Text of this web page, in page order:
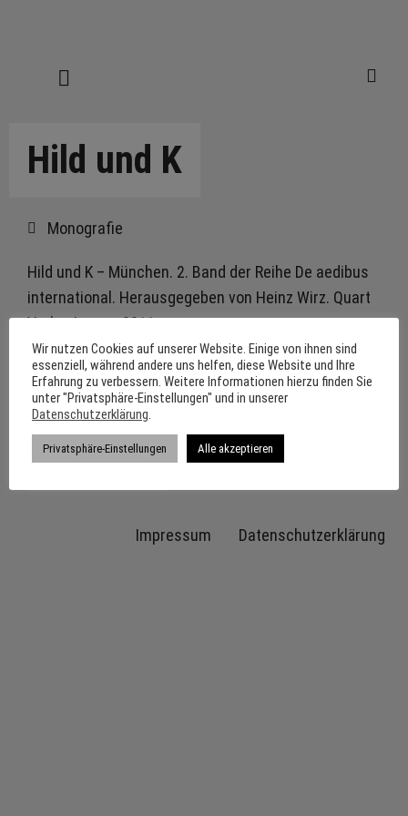
Hild und K
Monografie
Hild und K – München. 2. Band der Reihe De aedibus
international. Herausgegeben von Heinz Wirz. Quart
Verlag Luzern 2011
Erhältlich im Buchhandel. Wir verlinken
zum Onlineshop von L. Werner, München.
Hier erwerben
Impressum Datenschutzerklärung
Wir nutzen Cookies auf unserer Website. Einige von ihnen sind
essenziell, während andere uns helfen, diese Website und Ihre
Erfahrung zu verbessern. Weitere Informationen hierzu finden Sie
unter "Privatsphäre-Einstellungen" und in unserer
Datenschutzerklärung
Privatsphäre-Einstellungen Alle akzeptieren